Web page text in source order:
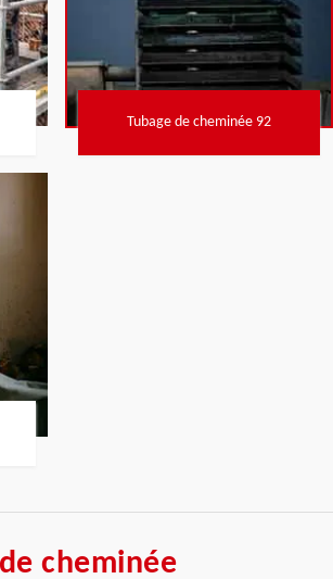
Tubage de cheminée 92
cheminée